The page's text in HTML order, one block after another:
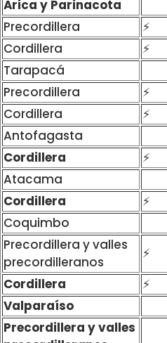
Arica y Parinacota
Precordillera
⚡
Cordillera
⚡
Tarapacá
Precordillera
⚡
Cordillera
⚡
Antofagasta
Cordillera
⚡
Atacama
Cordillera
⚡
Coquimbo
Precordillera y valles
precordilleranos
⚡
Cordillera
⚡
Valparaíso
Precordillera y valles